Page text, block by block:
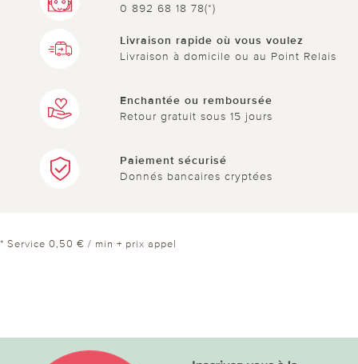
0 892 68 18 78(*)
Livraison rapide où vous voulez
Livraison à domicile ou au Point Relais
Enchantée ou remboursée
Retour gratuit sous 15 jours
Paiement sécurisé
Donnés bancaires cryptées
* Service 0,50 € / min + prix appel